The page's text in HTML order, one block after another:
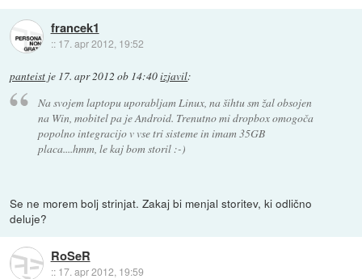
francek1
:: 17. apr 2012, 19:52
panteist je 17. apr 2012 ob 14:40izjavil:
Na svojem laptopu uporabljam Linux, na šihtu sm žal obsojen
na Win, mobitel pa je Android. Trenutno mi dropbox omogoča
popolno integracijo v vse tri sisteme in imam 35GB
placa....hmm, le kaj bom storil :-)
Se ne morem bolj strinjat. Zakaj bi menjal storitev, ki odlično
deluje?
RoSeR
:: 17. apr 2012, 19:59